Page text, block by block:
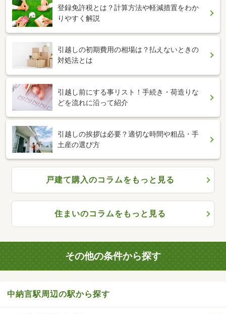
登録免許税とは？計算方法や軽減措置をわか
りやすく解説
引越しの初期費用の相場は？払えないときの
対処法とは
引越し前にする事リスト！手続き・荷造りな
どを流れに沿って紹介
引越しの挨拶は必要？適切な時間や粗品・手
土産の選び方
戸建て購入のコラムをもっと見る
住まいのコラムをもっと見る
その他の条件から探す
中納言駅周辺の駅から探す